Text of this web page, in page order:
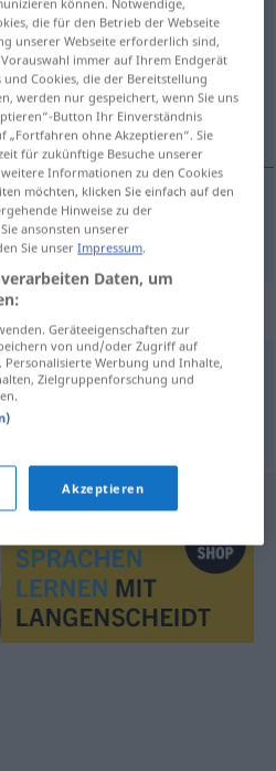
anklicken/antippen)
"Güter"
die für den Betrieb der Webseite
unserer Webseite erforderlich sind,
immer auf Ihrem Endgerät
Cookies, die der Bereitstellung
werden nur gespeichert, wenn Sie uns
Button Ihr Einverständnis
„Fortfahren ohne Akzeptieren“. Sie
für zukünftige Besuche unserer
Informationen zu den Cookies
möchten, klicken Sie einfach auf den
Hinweise zu der
ansonsten unserer
Sie unserImpressum
Daten, um
Geräteeigenschaften zur
von und/oder Zugriff auf
Werbung und Inhalte,
Zielgruppenforschung und
Akzeptieren